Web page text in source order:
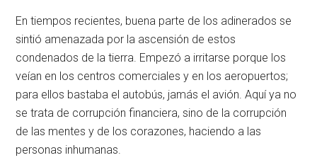
En tiempos recientes, buena parte de los adinerados se
sintió amenazada por la ascensión de estos
condenados de la tierra. Empezó a irritarse porque los
veían en los centros comerciales y en los aeropuertos;
para ellos bastaba el autobús, jamás el avión. Aquí ya no
se trata de corrupción financiera, sino de la corrupción
de las mentes y de los corazones, haciendo a las
personas inhumanas.